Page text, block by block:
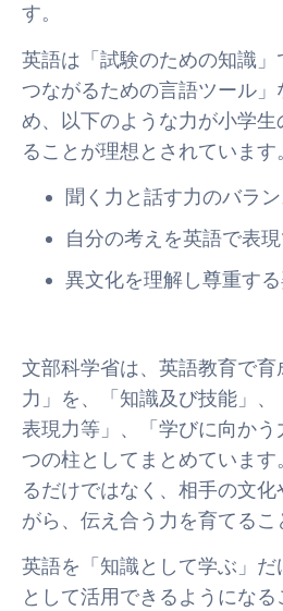
す。
英語は「試験のための知識」
つながるための言語ツール」
め、以下のような力が小学
ることが理想とされています。
聞く力と話す力のバラ
自分の考えを英語で表
異文化を理解し尊重す
文部科学省は、英語教育で
力」を、「知識及び技能」、
表現力等」、「学びに向か
つの柱としてまとめています
るだけではなく、相手の文
がら、伝え合う力を育てるこ
英語を「知識として学ぶ」
として活用できるようになる